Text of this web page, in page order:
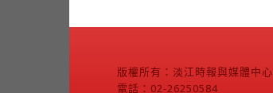
版權所有：淡江時報與媒體中心
電話：02-26250584